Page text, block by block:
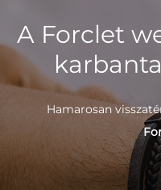
A Forclet
Hamarosan